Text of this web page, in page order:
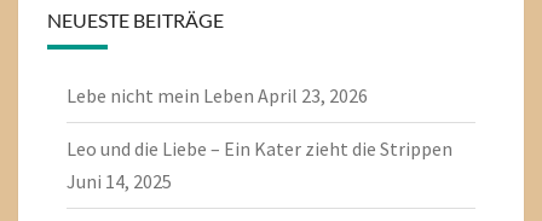
NEUESTE BEITRÄGE
Lebe nicht mein Leben April 23, 2026
Leo und die Liebe – Ein Kater zieht die Strippen
Juni 14, 2025